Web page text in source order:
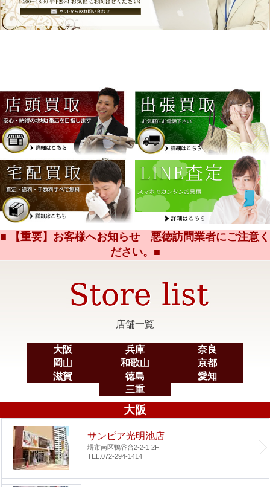
■ 【重要】お客様へお知らせ 悪徳訪問業者にご注意く
ださい。■
店舗一覧
大阪 兵庫
奈良
岡山
和歌山
京都
滋賀
徳島
愛知
三重
大阪
サンピア光明池店
堺市南区鴨谷台2-2-1 2F
TEL.072-294-1414